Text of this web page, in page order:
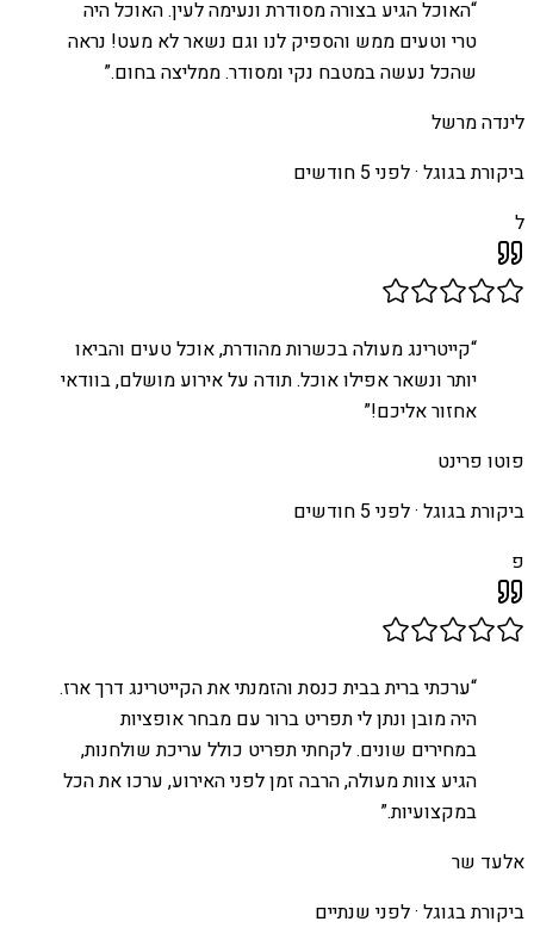
“האוכל הגיע בצורה מסודרת ונעימה לעין. האוכל היה
טרי וטעים ממש והספיק לנו וגם נשאר לא מעט! נראה
שהכל נעשה במטבח נקי ומסודר. ממליצה בחום.”
לינדה מרשל
ביקורת בגוגל ·לפני 5 חודשים
ל
“קייטרינג מעולה בכשרות מהודרת, אוכל טעים והביאו
יותר ונשאר אפילו אוכל. תודה על אירוע מושלם, בוודאי
אחזור אליכם!”
פוטו פרינט
ביקורת בגוגל ·לפני 5 חודשים
פ
“ערכתי ברית בבית כנסת והזמנתי את הקייטרינג דרך ארז.
היה מובן ונתן לי תפריט ברור עם מבחר אופציות
במחירים שונים. לקחתי תפריט כולל עריכת שולחנות,
הגיע צוות מעולה, הרבה זמן לפני האירוע, ערכו את הכל
במקצועיות.”
אלעד שר
ביקורת בגוגל ·לפני שנתיים